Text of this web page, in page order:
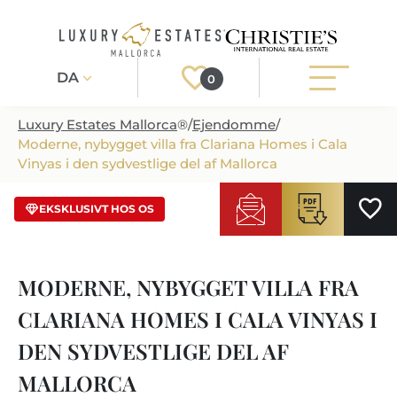
DA 0
Registrér Login
EJENDOMME
PROJEKTUDVIKLING PÅ MALLORCA
NYBYGGEDE VILLAER
LUKSUS EJENDOM
SERVICE
OM OS
EJENDOMSMAEGLER-I-PORT-ANDRATX
EJENDOMSREGIONER
EJENDOMSREGIONER
Luxury Estates Mallorca®/Ejendomme/
Moderne, nybygget villa fra Clariana Homes i Cala
Vinyas i den sydvestlige del af Mallorca
EKSKLUSIVT HOS OS
/ LCV10_4
MODERNE, NYBYGGET VILLA FRA
CLARIANA HOMES I CALA VINYAS I
DEN SYDVESTLIGE DEL AF
MALLORCA